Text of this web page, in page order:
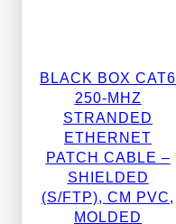
BLACK BOX CAT6
250-MHZ
STRANDED
ETHERNET
PATCH CABLE –
SHIELDED
(S/FTP), CM PVC,
MOLDED